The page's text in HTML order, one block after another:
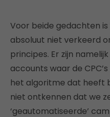
Voor beide gedachten
absoluut niet verkeerd
principes. Er zijn
accounts waar de
het algoritme dat heeft
niet ontkennen dat we
‘geautomatiseerde’